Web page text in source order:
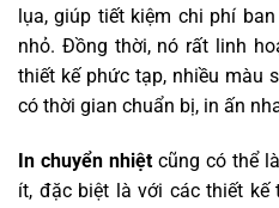
lụa, giúp tiết kiệm chi phí
nhỏ. Đồng thời, nó rất linh
thiết kế phức tạp, nhiều màu
có thời gian chuẩn bị, in ấn
In chuyển nhiệtcũng có thể
ít, đặc biệt là với các thiết kế